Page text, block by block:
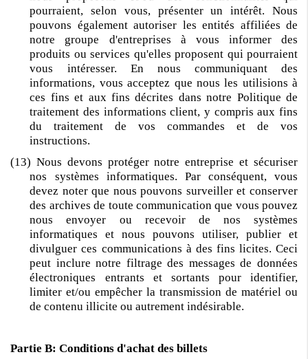
pourraient, selon vous, présenter un intérêt. Nous
pouvons également autoriser les entités affiliées de
notre groupe d'entreprises à vous informer des
produits ou services qu'elles proposent qui pourraient
vous intéresser. En nous communiquant des
informations, vous acceptez que nous les utilisions à
ces fins et aux fins décrites dans notre Politique de
traitement des informations client, y compris aux fins
du traitement de vos commandes et de vos
instructions.
(13) Nous devons protéger notre entreprise et sécuriser
nos systèmes informatiques. Par conséquent, vous
devez noter que nous pouvons surveiller et conserver
des archives de toute communication que vous pouvez
nous envoyer ou recevoir de nos systèmes
informatiques et nous pouvons utiliser, publier et
divulguer ces communications à des fins licites. Ceci
peut inclure notre filtrage des messages de données
électroniques entrants et sortants pour identifier,
limiter et/ou empêcher la transmission de matériel ou
de contenu illicite ou autrement indésirable.
Partie B: Conditions d'achat des billets